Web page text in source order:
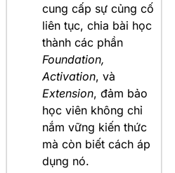
cung cấp sự củng cố
liên tục, chia bài học
thành các phần
Foundation,
Activation, và
Extension, đảm bảo
học viên không chỉ
nắm vững kiến thức
mà còn biết cách áp
dụng nó.